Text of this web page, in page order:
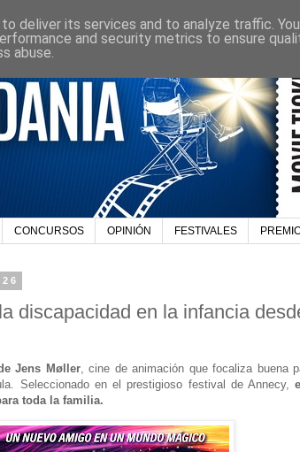
CONCURSOS OPINIÓN FESTIVALES
discapacidad en la infancia
Jens Møller, cine de animación que focaliza buena
Seleccionado en el prestigioso festival de Annecy,
toda la familia.
deliver its services and to analyze traffic.
and security metrics to ensure
abuse.